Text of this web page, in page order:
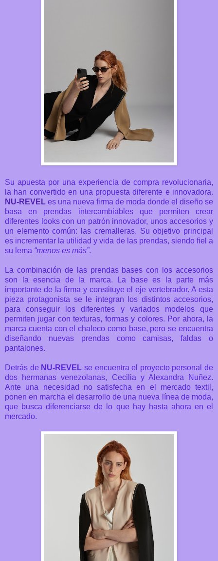
Su apuesta por una experiencia de compra revolucionaria,
la han convertido en una propuesta diferente e innovadora.
NU-REVEL es una nueva firma de moda donde el diseño se
basa en prendas intercambiables que permiten crear
diferentes looks con un patrón innovador, unos accesorios y
un elemento común: las cremalleras. Suobjetivo principal
es incrementar la utilidad y vida de las prendas, siendo fiel a
su lema “menos es más”.
La combinación de las prendas bases con los accesorios
son la esencia de la marca. La base es la parte más
importante de la firma y constituye el eje vertebrador. A esta
pieza protagonista se le integran los distintos accesorios,
para conseguir los diferentes y variados modelos que
permiten jugar con texturas, formas y colores. Por ahora, la
marca cuenta con el chaleco como base, pero se encuentra
diseñando nuevas prendas como camisas, faldas o
pantalones.
Detrás de NU-REVEL se encuentra el proyecto personal de
dos hermanas venezolanas, Cecilia y Alexandra Nuñez.
Ante una necesidad no satisfecha en el mercado textil,
ponen en marcha el desarrollo de una nueva línea de moda,
que busca diferenciarse de lo que hay hasta ahora en el
mercado.